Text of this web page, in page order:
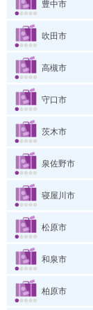
豊中市
吹田市
高槻市
守口市
茨木市
泉佐野市
寝屋川市
松原市
和泉市
柏原市